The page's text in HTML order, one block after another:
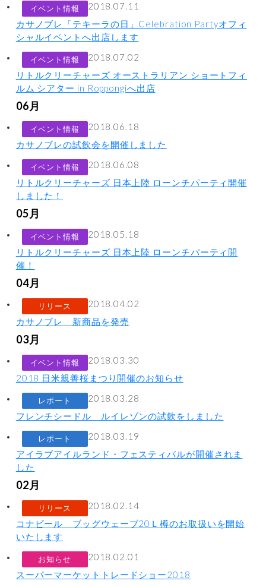
2018.07.11
イベント情報
カサノブレ「テキーラの日」Celebration Partyオフィ
シャルイベントへ出店します
2018.07.02
イベント情報
リトルクリーチャーズ オーストラリアン ショートフィ
ルム シアター in Roppongiへ出店
06月
2018.06.18
イベント情報
カサノブレの試飲会を開催しました
2018.06.08
イベント情報
リトルクリーチャーズ 日本上陸 ローンチパーティ開催
しました！
05月
2018.05.18
イベント情報
リトルクリーチャーズ 日本上陸 ローンチパーティ開
催！
04月
2018.04.02
リリース
カサノブレ 新商品を発売
03月
2018.03.30
イベント情報
2018 日米親善桜まつり開催のお知らせ
2018.03.28
レポート
フレンチシードル ルイレゾンの試飲をしました
2018.03.19
レポート
アイラブアイルランド・フェスティバルが開催されま
した
02月
2018.02.14
リリース
コナビール ブッグウェーブ20Ｌ樽のお取扱いを開始
いたします
2018.02.01
お知らせ
スーパーマーケットトレードショー2018